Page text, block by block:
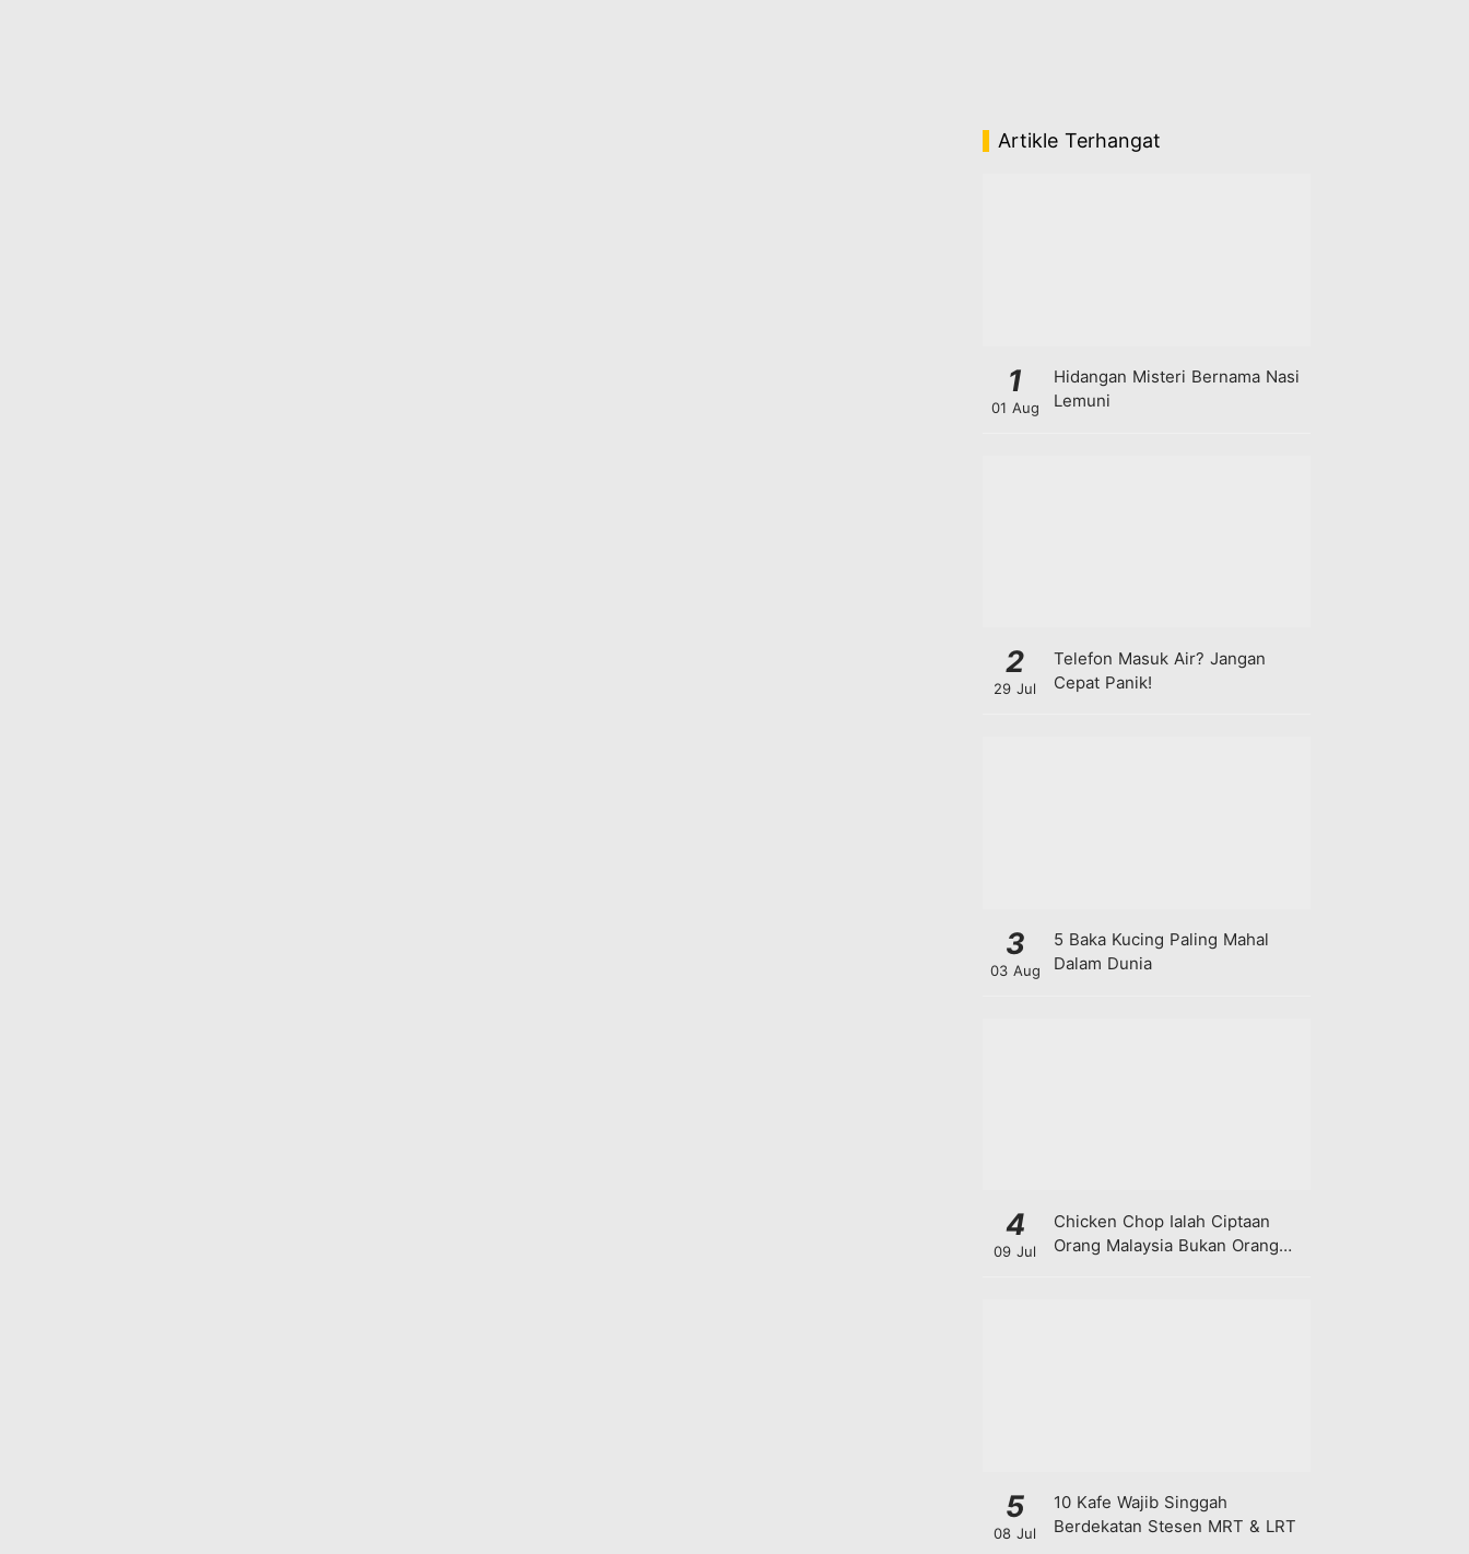
Artikle Terhangat
1
01 Aug
Hidangan Misteri Bernama Nasi
Lemuni
2
29 Jul
Telefon Masuk Air? Jangan
Cepat Panik!
3
03 Aug
5 Baka Kucing Paling Mahal
Dalam Dunia
4
09 Jul
Chicken Chop Ialah Ciptaan
Orang Malaysia Bukan Orang
5
08 Jul
10 Kafe Wajib Singgah
Berdekatan Stesen MRT & LRT